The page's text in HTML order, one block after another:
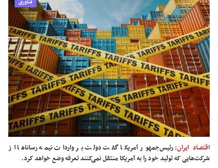
فناوری
اقتصاد ایران:رئیس‌جمهور آمریکا گفت دولت بر واردات نیمه رساناها از
شرکت‌هایی که تولید خود را به آمریکا منتقل نمی‌کنند تعرفه وضع خواهد کرد.